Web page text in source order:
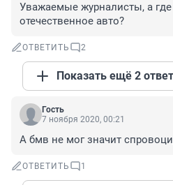
Уважаемые журналисты, а
отечественное авто?
ОТВЕТИТЬ 2
Показать ещё 2
Гость
7 ноября 2020, 00:21
А бмв не мог значит
ОТВЕТИТЬ 1